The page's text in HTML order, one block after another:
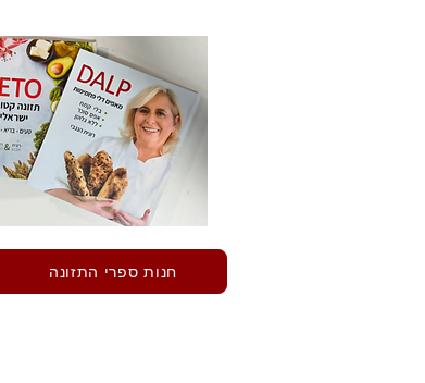
חנות ספרי התזונה